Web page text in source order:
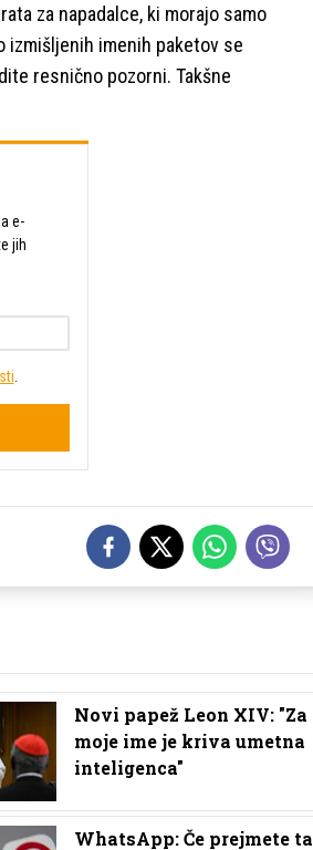
za napadalce, ki morajo samo
izmišljenih imenih paketov se
resnično pozorni. Takšne
e-
jih
Novi papež Leon XIV: "Za
moje ime je kriva umetna
inteligenca"
WhatsApp: Če prejmete ta